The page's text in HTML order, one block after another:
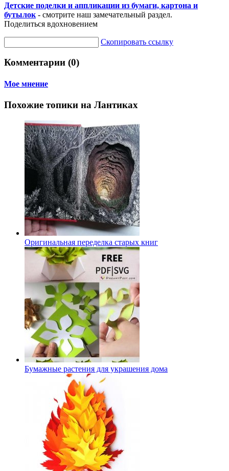
Детские поделки и аппликации из бумаги, картона и
бутылок - смотрите наш замечательный раздел.
Поделиться вдохновением
Скопировать ссылку
Комментарии (0)
Мое мнение
Похожие топики на Лантиках
Оригинальная переделка старых книг
Бумажные растения для украшения дома